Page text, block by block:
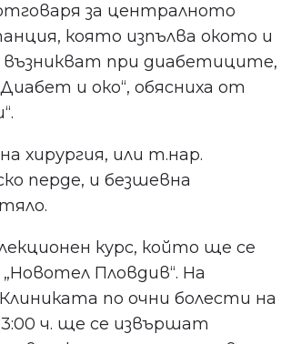
за централното
която изпълва окото и
при диабетиците,
и око“, обясниха от
хирургия, или т.нар.
перде, и безшевна
курс, който ще се
„Новотел Пловдив“. На
по очни болести на
ч. ще се извършат
пропускайте важното
здравето в Пловдив!
сред първите, научили за
безплатни прегледи, нови